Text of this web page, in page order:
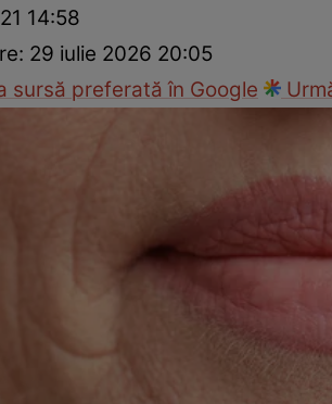
14:58
29 iulie 2026 20:05
sursă preferată în Google